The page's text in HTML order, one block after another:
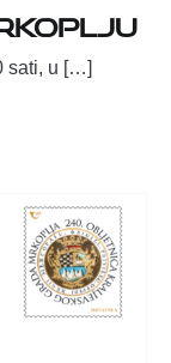
sati, u […]